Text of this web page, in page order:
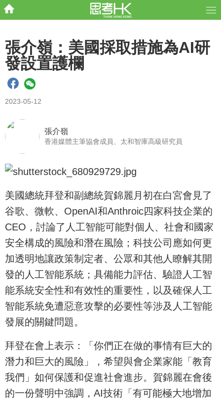
張介嶺：美國採取措施為AI研
發設置護欄
2023-05-12
張介嶺
香港媒體主筆協會成員、太和智庫高級研究員
美國總統拜登和副總統賀錦麗月初在白宮會見了
谷歌、微軟、OpenAI和Anthroic四家科技企業的
CEO，討論了人工智能可能對個人、社會和國家
安全構成的風險和潛在風險；科技公司應如何更
加透明地讓政策制定者、公眾和其他人瞭解其開
發的人工智能系統；具備能力評估、驗證人工智
能系統安全性和有效性的重要性，以及確保人工
智能系統免遭惡意攻擊的必要性等涉及人工智能
發展的關鍵問題。
拜登在會上表示：「你們正在做的事情有巨大的
潛力和巨大的風險」，希望與會企業家能「教育
我們」如何保護和促進社會進步。賀錦麗在會後
的一份聲明中強調，AI技術「有可能極大地增加